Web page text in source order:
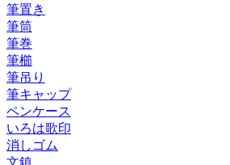
筆置き
筆筒
筆巻
筆櫛
筆吊り
筆キャップ
ペンケース
いろは歌印
消しゴム
文鎮